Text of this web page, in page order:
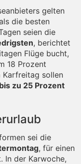
gelten
die besten
seien die
, berichtet
Flüge bucht,
18 Prozent
Karfreitag sollen
bis zu 25 Prozent
sei die
, für einen
In der Karwoche,